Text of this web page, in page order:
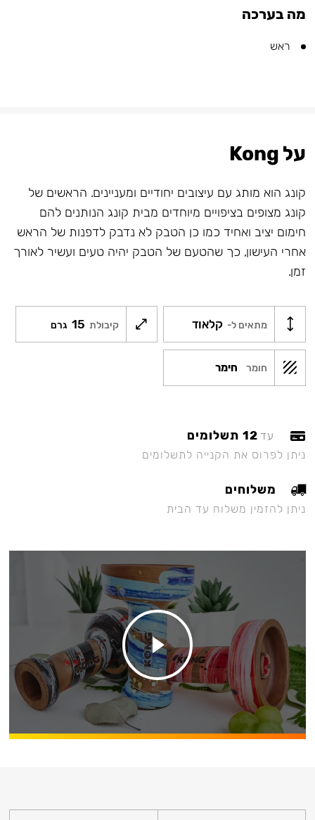
מה בערכה
ראש
על Kong
קונג הוא מותג עם עיצובים יחודיים ומעניינים. הראשים של
קונג מצופים בציפויים מיוחדים מבית קונג הנותנים להם
חימום יציב ואחיד כמו כן הטבק לא נדבק לדפנות של הראש
אחרי העישון, כך שהטעם של הטבק יהיה טעים ועשיר לאורך
זמן.
מתאים ל- קלאוד קיבולת 15 גרם
חומר חימר
עד 12 תשלומים
ניתן לפרוס את הקנייה לתשלומים
משלוחים
ניתן להזמין משלוח עד הבית